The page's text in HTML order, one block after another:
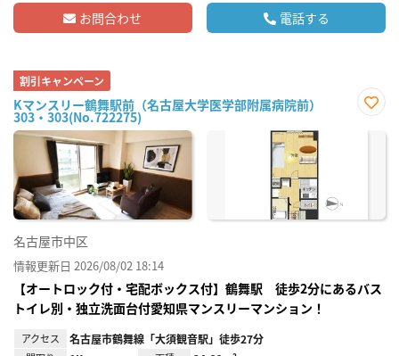
お問合わせ 電話する
割引キャンペーン
Kマンスリー鶴舞駅前（名古屋大学医学部附属病院前）
303・303(No.722275)
に入
名古屋市中区
情報更新日 2026/08/02 18:14
【オートロック付・宅配ボックス付】鶴舞駅 徒歩2分にあるバス
トイレ別・独立洗面台付愛知県マンスリーマンション！
アクセス 名古屋市鶴舞線「大須観音駅」徒歩27分